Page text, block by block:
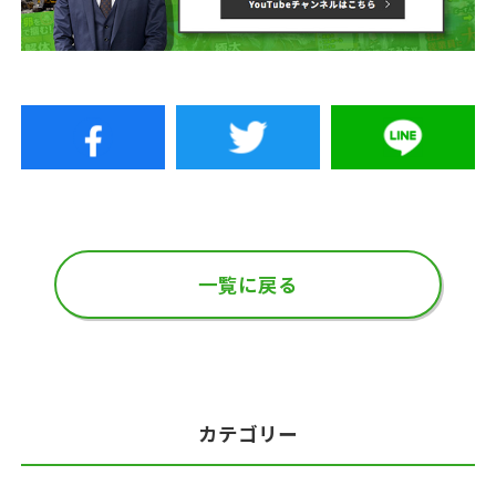
一覧に戻る
カテゴリー